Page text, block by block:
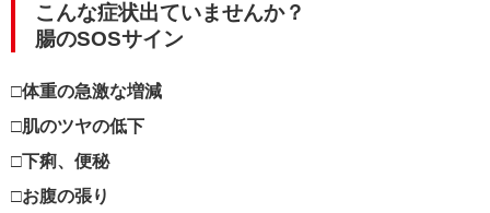
こんな症状出ていませんか？
腸のSOSサイン
□体重の急激な増減
□肌のツヤの低下
□下痢、便秘
□お腹の張り